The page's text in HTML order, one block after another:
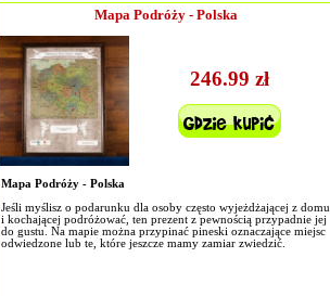
Mapa Podróży - Polska
246.99 zł
Mapa Podróży - Polska
Jeśli myślisz o podarunku dla osoby często wyjeżdżającej z domu
i kochającej podróżować, ten prezent z pewnością przypadnie jej
do gustu. Na mapie można przypinać pineski oznaczające miejsc
odwiedzone lub te, które jeszcze mamy zamiar zwiedzić.